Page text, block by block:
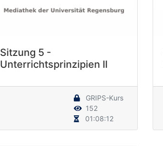
Sitzung 5 -
Unterrichtsprinzipien II
GRIPS-Kurs
152
01:08:12